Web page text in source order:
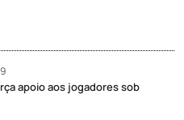
apoio aos jogadores sob